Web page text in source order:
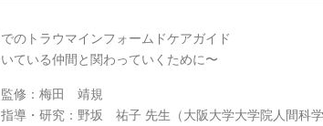
のトラウマインフォームドケアガイド
ている仲間と関わっていくために〜
修：梅田 靖規
導・研究：野坂 祐子 先生（大阪大学大学院人間科学